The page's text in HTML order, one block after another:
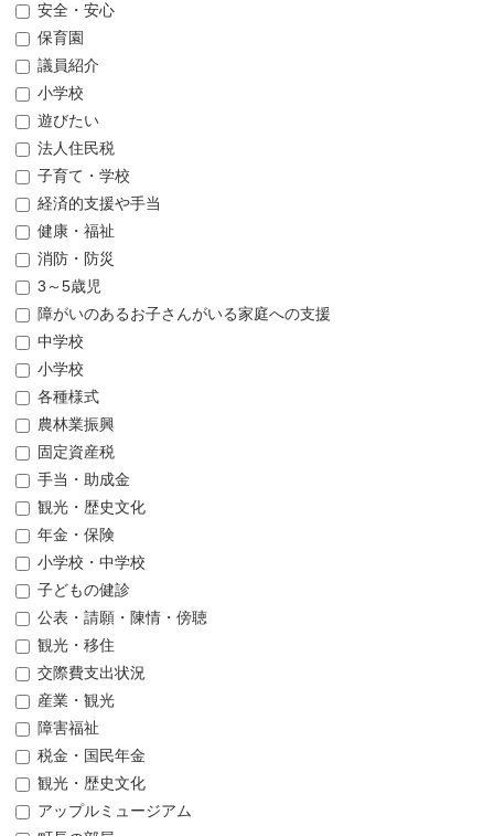
安全・安心
保育園
議員紹介
小学校
遊びたい
法人住民税
子育て・学校
経済的支援や手当
健康・福祉
消防・防災
3～5歳児
障がいのあるお子さんがいる家庭への支援
中学校
小学校
各種様式
農林業振興
固定資産税
手当・助成金
観光・歴史文化
年金・保険
小学校・中学校
子どもの健診
公表・請願・陳情・傍聴
観光・移住
交際費支出状況
産業・観光
障害福祉
税金・国民年金
観光・歴史文化
アップルミュージアム